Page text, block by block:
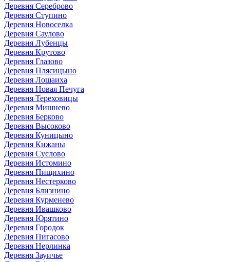
Деревня Сереброво
Деревня Ступино
Деревня Новоселка
Деревня Саулово
Деревня Лубенцы
Деревня Крутово
Деревня Глазово
Деревня Плясицыно
Деревня Лошаиха
Деревня Новая Печуга
Деревня Тереховицы
Деревня Мишнево
Деревня Берково
Деревня Высоково
Деревня Куницыно
Деревня Кижаны
Деревня Суслово
Деревня Истомино
Деревня Пищихино
Деревня Нестерково
Деревня Близнино
Деревня Курменево
Деревня Ивашково
Деревня Юрятино
Деревня Городок
Деревня Пигасово
Деревня Нерлинка
Деревня Зауичье